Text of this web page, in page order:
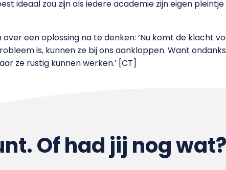
ideaal zou zijn als iedere academie zijn eigen
een oplossing na te denken: ‘Nu komt de klacht
is, kunnen ze bij ons aankloppen. Want
ze rustig kunnen werken.’ [CT]
Of had jij nog wat?